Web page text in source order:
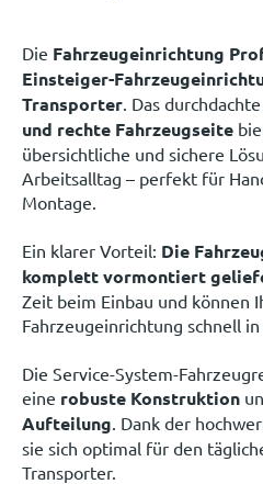
Die Fahrzeugeinrichtung
Einsteiger-
Transporter . Das
und rechte Fahrzeugseite
übersichtliche und sichere
Arbeitsalltag – perfekt für
Montage.
Ein klarer Vorteil: Die
komplett vormontiert
Zeit beim Einbau und können
Fahrzeugeinrichtung schnell
Die Service-System-
eine robuste Konstruktion
Aufteilung . Dank der
sie sich optimal für den
Transporter.